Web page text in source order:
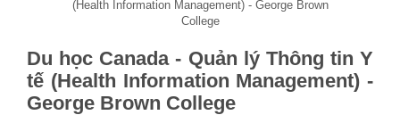
Du học Canada - Quản lý Thông tin Y
tế (Health Information Management) -
George Brown College